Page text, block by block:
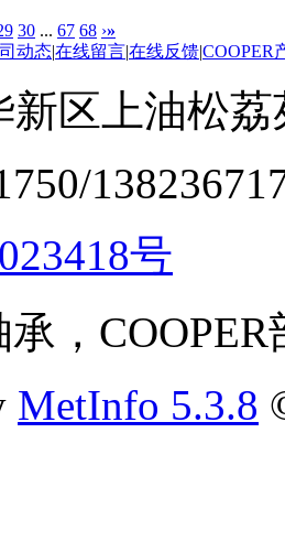
30 ... 67 68 ›»
动态|在线留言|在线反馈|COOPER
新区上油松
号
承，
MetInfo 5.3.8